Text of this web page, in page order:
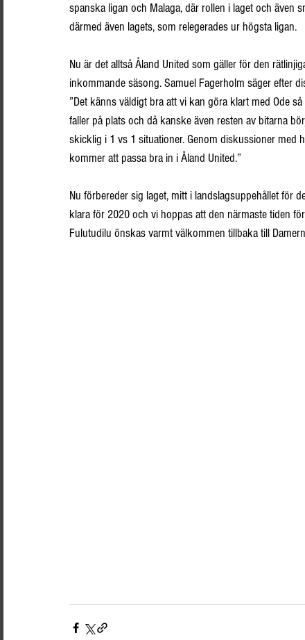
spanska ligan och Malaga, där rollen i laget och även
därmed även lagets, som relegerades ur högsta ligan.
Nu är det alltså Åland United som gäller för den
inkommande säsong. Samuel Fagerholm säger efter
”Det känns väldigt bra att vi kan göra klart med Ode
faller på plats och då kanske även resten av bitarna
skicklig i 1 vs 1 situationer. Genom diskussioner med
kommer att passa bra in i Åland United.”
Nu förbereder sig laget, mitt i landslagsuppehållet för
klara för 2020 och vi hoppas att den närmaste tiden
Fulutudilu önskas varmt välkommen tillbaka till